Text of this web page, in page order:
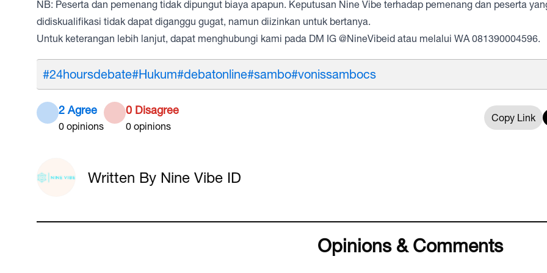
NB: Peserta dan pemenang tidak dipungut biaya apapun. Keputusan Nine Vibe terhadap pemenang dan peserta
didiskualifikasi tidak dapat diganggu gugat, namun diizinkan untuk bertanya.
Untuk keterangan lebih lanjut, dapat menghubungi kami pada DM IG @NineVibeid atau melalui WA 081390004596.
#24hoursdebate#Hukum#debatonline#sambo#vonissambocs
2 Agree
0 opinions
0 Disagree
0 opinions
Copy Link
Written By Nine Vibe ID
Opinions & Comments